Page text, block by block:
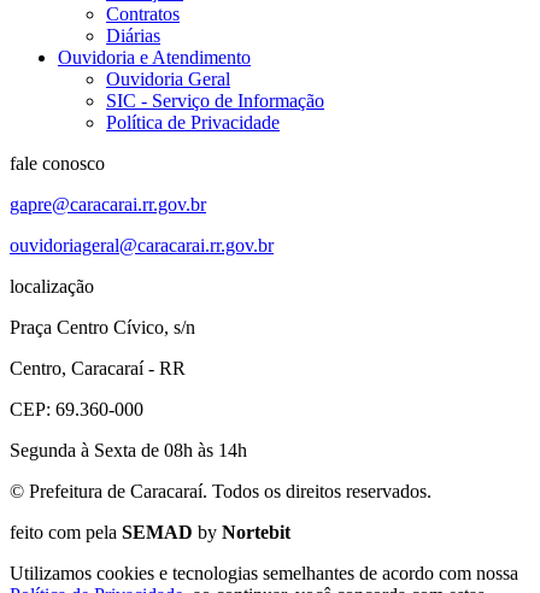
Contratos
Diárias
Ouvidoria e Atendimento
Ouvidoria Geral
SIC - Serviço de Informação
Política de Privacidade
fale conosco
gapre@caracarai.rr.gov.br
ouvidoriageral@caracarai.rr.gov.br
localização
Praça Centro Cívico, s/n
Centro, Caracaraí - RR
CEP: 69.360-000
Segunda à Sexta de 08h às 14h
© Prefeitura de Caracaraí. Todos os direitos reservados.
feito com pela SEMAD by Nortebit
Utilizamos cookies e tecnologias semelhantes de acordo com nossa